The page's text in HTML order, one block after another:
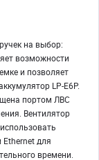
на выбор:
возможности
и позволяет
LP-E6P.
портом ЛВС
Вентилятор
для
времени.